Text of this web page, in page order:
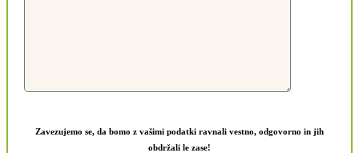
Zavezujemo se, da bomo z vašimi podatki ravnali vestno, odgovorno in jih
obdržali le zase!